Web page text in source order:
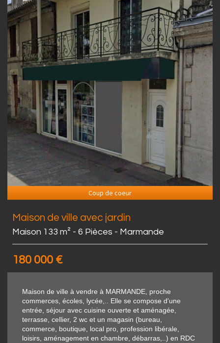
Coup de coeur
Maison de ville avec jardin
Maison 133 m² - 6 Pièces - Marmande
180 000 €
Maison de ville à vendre à MARMANDE, proche
commerces, écoles, lycée,.. Elle se compose d'une
entrée, séjour avec cuisine ouverte et aménagée,
terrasse, cellier, 2 wc et un magasin (bureau,
commerce, boutique, local pro, profession libérale,
loisirs, aménagement en chambre, débarras,..) en RDC